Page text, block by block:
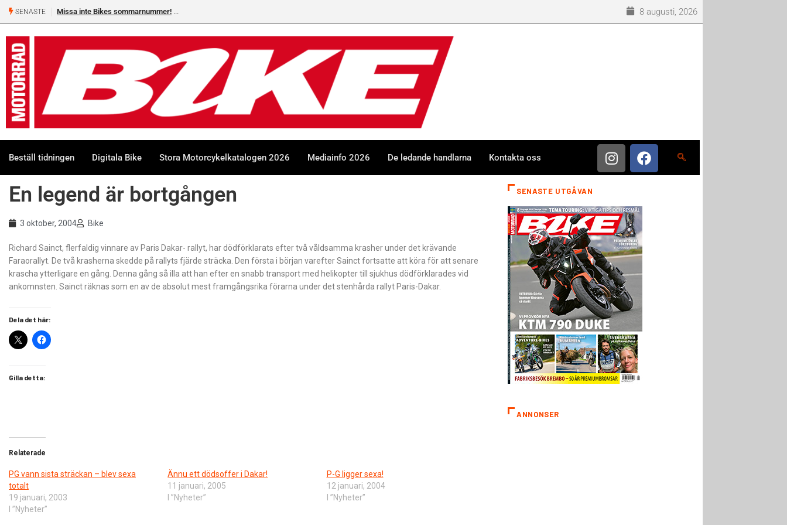
SENASTE Missa inte Bikes sommarnummer! 8 augusti, 2026
Beställ tidningen Digitala Bike Stora Motorcykelkatalogen 2026 Mediainfo 2026 De ledande handlarna Kontakta oss
En legend är bortgången
3 oktober, 2004 Bike
Richard Sainct, flerfaldig vinnare av Paris Dakar- rallyt, har dödförklarats efter två våldsamma krasher under det krävande
Faraorallyt. De två krasherna skedde på rallyts fjärde sträcka. Den första i början varefter Sainct fortsatte att köra för att senare
krascha ytterligare en gång. Denna gång så illa att han efter en snabb transport med helikopter till sjukhus dödförklarades vid
ankomnsten. Sainct räknas som en av de absolut mest framgångsrika förarna under det stenhårda rallyt Paris-Dakar.
Dela det här:
Gilla detta:
Relaterade
PG vann sista sträckan – blev sexa
totalt
19 januari, 2003
I ”Nyheter”
Ännu ett dödsoffer i Dakar!
11 januari, 2005
I ”Nyheter”
P-G ligger sexa!
12 januari, 2004
I ”Nyheter”
SENASTE UTGÅVAN
ANNONSER